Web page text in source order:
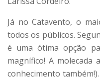
Já no Catavento, o
todos os públicos.
é uma ótima opção
magnífico! A molecada
conhecimento